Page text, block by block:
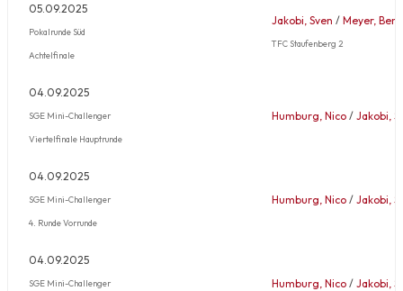
05.09.2025
Pokalrunde Süd
Achtelfinale
Jakobi, Sven / Meyer,
TFC Staufenberg 2
04.09.2025
SGE Mini-Challenger
Viertelfinale Hauptrunde
Humburg, Nico / Jakobi,
04.09.2025
SGE Mini-Challenger
4. Runde Vorrunde
Humburg, Nico / Jakobi,
04.09.2025
SGE Mini-Challenger Humburg, Nico / Jakobi,